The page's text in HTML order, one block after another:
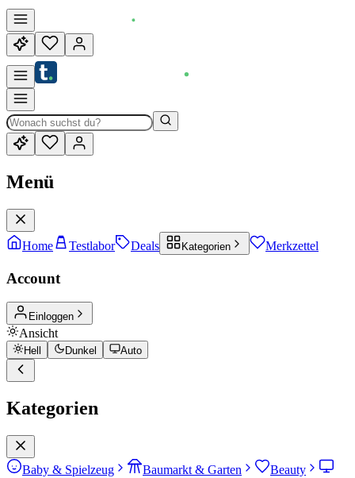
Menü
Home Testlabor Deals Kategorien Merkzettel
Account
Einloggen
Ansicht
Hell Dunkel Auto
Kategorien
Baby & Spielzeug Baumarkt & Garten
Beauty